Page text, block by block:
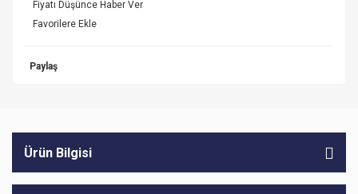
Fiyatı Düşünce Haber Ver
Paylaş
Ürün Bilgisi